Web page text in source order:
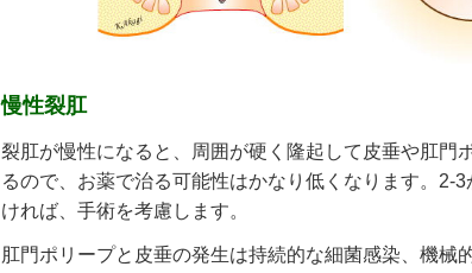
慢性裂肛
裂肛が慢性になると、周囲が硬く隆起して皮垂や肛門
るので、お薬で治る可能性はかなり低くなります。2-
ければ、手術を考慮します。
肛門ポリープと皮垂の発生は持続的な細菌感染、機械